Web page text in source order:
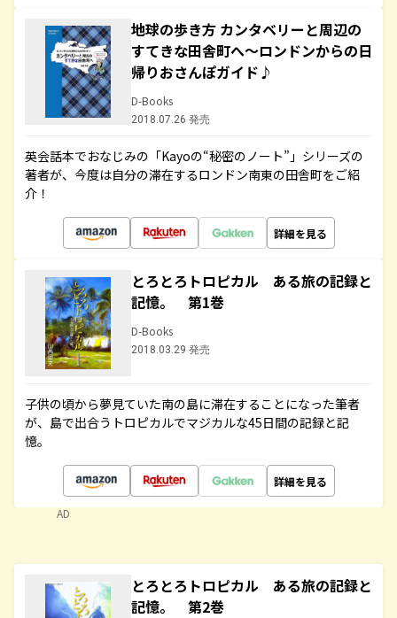
地球の歩き方 カンタベリーと周辺の
すてきな田舎町へ～ロンドンからの日
帰りおさんぽガイド♪
D-Books
2018.07.26 発売
英会話本でおなじみの「Kayoの“秘密のノート”」シリーズの
著者が、今度は自分の滞在するロンドン南東の田舎町をご紹
介！
詳細を見る
とろとろトロピカル ある旅の記録と
記憶。 第1巻
D-Books
2018.03.29 発売
子供の頃から夢見ていた南の島に滞在することになった筆者
が、島で出合うトロピカルでマジカルな45日間の記録と記
憶。
詳細を見る
AD
とろとろトロピカル ある旅の記録と
記憶。 第2巻